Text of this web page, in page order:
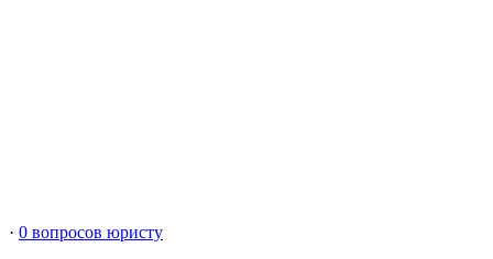
· 0 вопросов юристу